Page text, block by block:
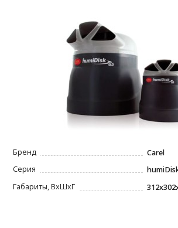
Бренд
Carel
Серия
Габариты, ВxШxГ